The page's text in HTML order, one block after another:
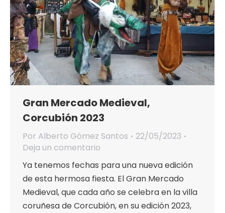
Gran Mercado Medieval,
Corcubión 2023
Por Alberto Gómez Santos
22/05/2023
Deja un comentario
Ya tenemos fechas para una nueva edición
de esta hermosa fiesta. El Gran Mercado
Medieval, que cada año se celebra en la villa
coruñesa de Corcubión, en su edición 2023,